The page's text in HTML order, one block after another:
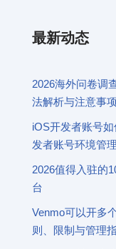
最新动态
2026海外问卷调
法解析与注意事项
iOS开发者账号
发者账号环境管
2026值得入驻的
台
Venmo可以开多
则、限制与管理